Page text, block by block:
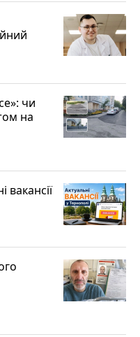
чи
на
вакансії